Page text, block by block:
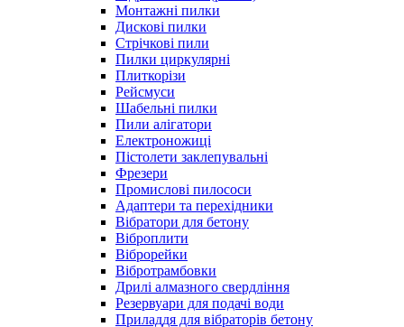
Монтажні пилки
Дискові пилки
Стрічкові пили
Пилки циркулярні
Плиткорізи
Рейсмуси
Шабельні пилки
Пили алігатори
Електроножиці
Пістолети заклепувальні
Фрезери
Промислові пилососи
Адаптери та перехідники
Вібратори для бетону
Віброплити
Віброрейки
Вібротрамбовки
Дрилі алмазного свердління
Резервуари для подачі води
Приладдя для вібраторів бетону